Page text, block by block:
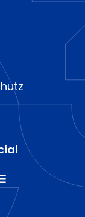
Navigation